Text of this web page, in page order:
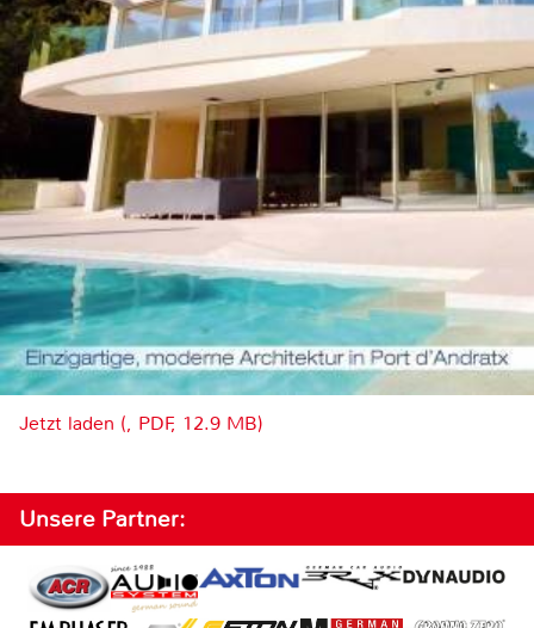
Jetzt laden (, PDF, 12.9 MB)
Unsere Partner: